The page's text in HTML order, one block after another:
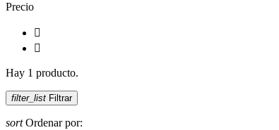
Precio


Hay 1 producto.
filter_list Filtrar
sort Ordenar por: